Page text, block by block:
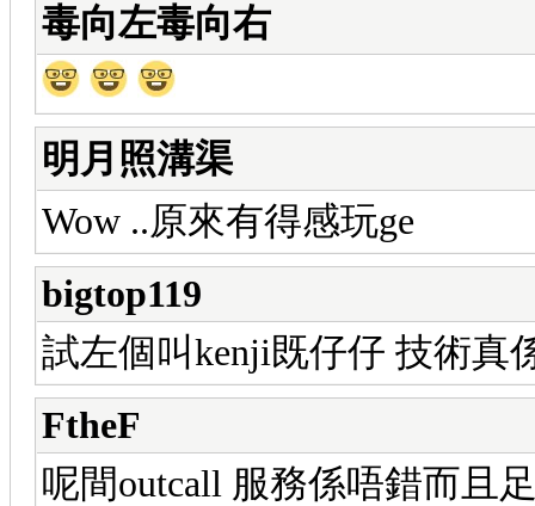
毒向左毒向右
明月照溝渠
Wow ..原來有得感玩ge
bigtop119
試左個叫kenji既仔仔 技術真
FtheF
呢間outcall 服務係唔錯而且